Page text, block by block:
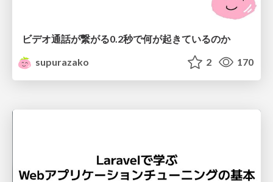
ビデオ通話が繋がる0.2秒で何が起きているのか
supurazako
2 170